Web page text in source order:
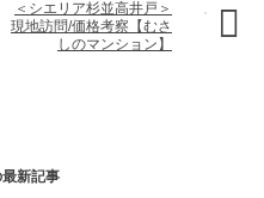
＜シエリア杉並高井戸＞
現地訪問/価格考察【むさ
しのマンション】
新記事